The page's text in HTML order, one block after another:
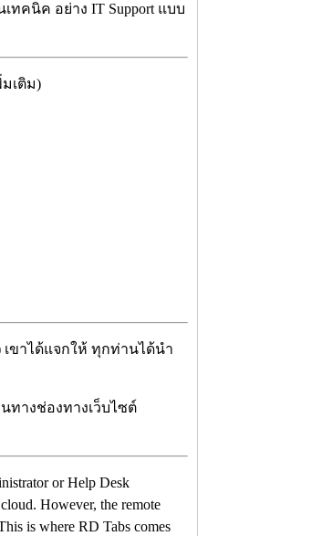
คนิค อย่าง IT Support แบบ
มเติม)
เขาได้แจกให้ ทุกท่านได้นำ
างช่องทางเว็บไซต์
or Help Desk
However, the remote
is where RD Tabs comes